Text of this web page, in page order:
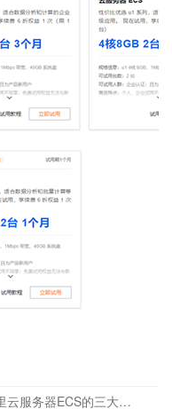
阿里云服务器ECS的三大核心价值是什么